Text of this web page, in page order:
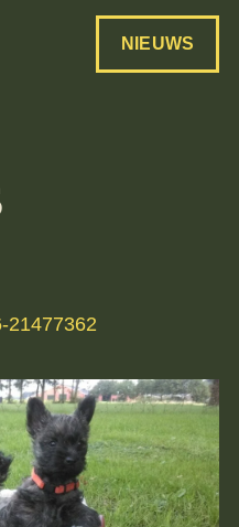
NIEUWS
21477362